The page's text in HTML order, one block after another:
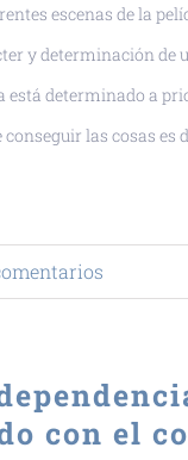
escenas de la
y determinación de
está determinado a
las cosas es
con el